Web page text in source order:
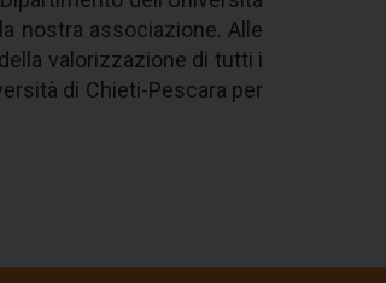
nostra associazione. Alle
valorizzazione di tutti i
di Chieti-Pescara per